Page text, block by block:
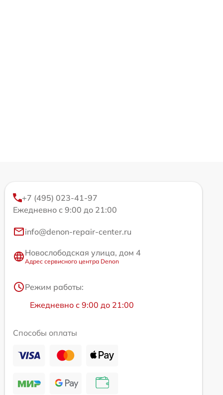
+7 (495) 023-41-97
Ежедневно с 9:00 до 21:00
info@denon-repair-center.ru
Новослободская улица, дом 4
Адрес сервисного центра Denon
Режим работы:
Ежедневно с 9:00 до 21:00
Способы оплаты